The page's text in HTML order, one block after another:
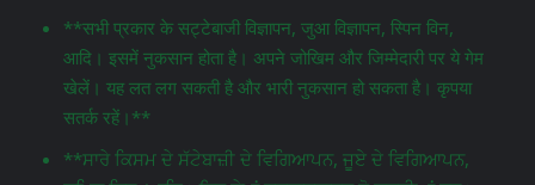
**सभी प्रकार के सट्टेबाजी विज्ञापन, जुआ विज्ञापन, स्पिन विन,
आदि। इसमें नुकसान होता है। अपने जोखिम और जिम्मेदारी पर ये गेम
खेलें। यह लत लग सकती है और भारी नुकसान हो सकता है। कृपया
सतर्क रहें।**
**ਸਾਰੇ ਕਿਸਮ ਦੇ ਸੱਟੇਬਾਜ਼ੀ ਦੇ ਵਿਗਿਆਪਨ, ਜੂਏ ਦੇ ਵਿਗਿਆਪਨ,